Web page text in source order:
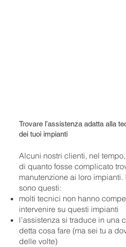
Trovare l’assistenza adatta alla
dei tuoi impianti
Alcuni nostri clienti, nel
di quanto fosse complicato
manutenzione ai loro
sono questi:
molti tecnici non hanno
intervenire su questi impianti
l’assistenza si traduce in una
detta cosa fare (ma sei tu a
delle volte)